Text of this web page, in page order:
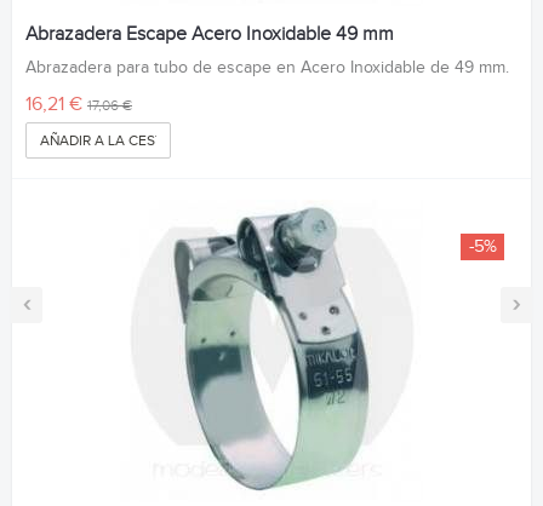
‹ ›
Abrazadera Escape Acero Inoxidable 49 mm
Abrazadera para tubo de escape en Acero Inoxidable de 49 mm.
16,21 € 17,06 €
AÑADIR A LA CESTA
-5%